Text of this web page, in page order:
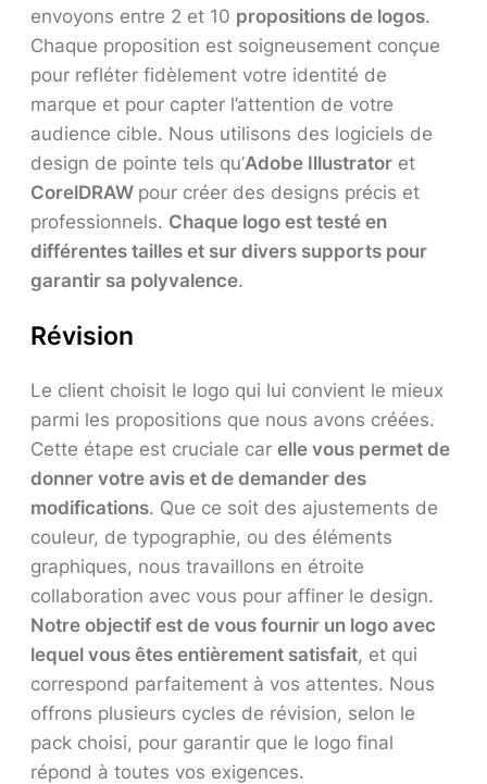
envoyons entre 2 et 10 propositions de logos.
Chaque proposition est soigneusement conçue
pour refléter fidèlement votre identité de
marque et pour capter l’attention de votre
audience cible. Nous utilisons des logiciels de
design de pointe tels qu’Adobe Illustrator et
CorelDRAW pour créer des designs précis et
professionnels. Chaque logo est testé en
différentes tailles et sur divers supports pour
garantir sa polyvalence.
Révision
Le client choisit le logo qui lui convient le mieux
parmi les propositions que nous avons créées.
Cette étape est cruciale car elle vous permet de
donner votre avis et de demander des
modifications. Que ce soit des ajustements de
couleur, de typographie, ou des éléments
graphiques, nous travaillons en étroite
collaboration avec vous pour affiner le design.
Notre objectif est de vous fournir un logo avec
lequel vous êtes entièrement satisfait, et qui
correspond parfaitement à vos attentes. Nous
offrons plusieurs cycles de révision, selon le
pack choisi, pour garantir que le logo final
répond à toutes vos exigences.